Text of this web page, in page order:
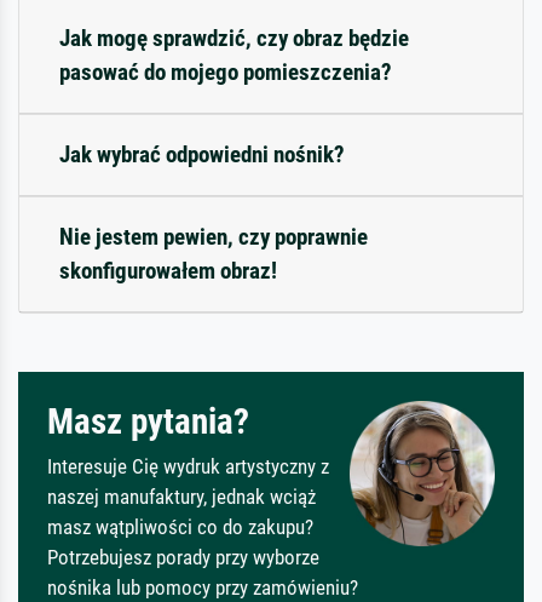
Jak mogę sprawdzić, czy obraz będzie
pasować do mojego pomieszczenia?
Jak wybrać odpowiedni nośnik?
Nie jestem pewien, czy poprawnie
skonfigurowałem obraz!
Masz pytania?
Interesuje Cię wydruk artystyczny z
naszej manufaktury, jednak wciąż
masz wątpliwości co do zakupu?
Potrzebujesz porady przy wyborze
nośnika lub pomocy przy zamówieniu?